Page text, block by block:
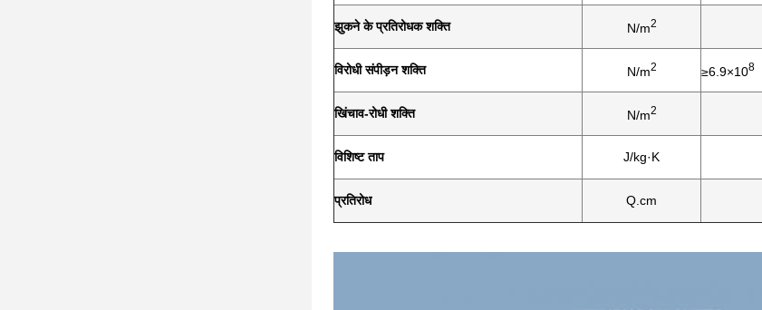
झुकने के प्रतिरोधक शक्ति N/m2
विरोधी संपीड़न शक्ति N/m2 ≥6.9×108
खिंचाव-रोधी शक्ति N/m2
विशिष्ट ताप J/kg·K
प्रतिरोध Q.cm